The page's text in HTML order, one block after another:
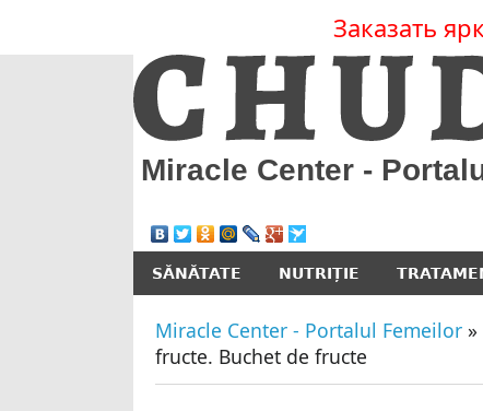
Заказать
Miracle Center -
SĂNĂTATE NUTRIȚIE
Miracle Center - Portalul Femeilor »
fructe. Buchet de fructe